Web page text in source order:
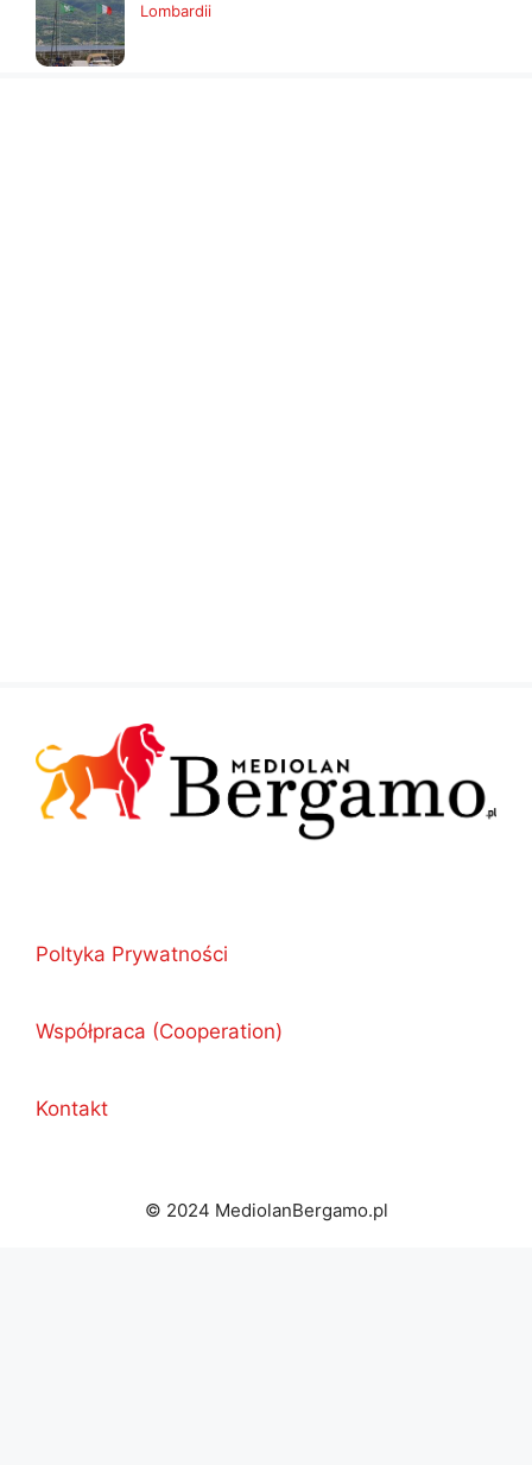
Lombardii
Poltyka Prywatności
Współpraca (Cooperation)
Kontakt
© 2024 MediolanBergamo.pl